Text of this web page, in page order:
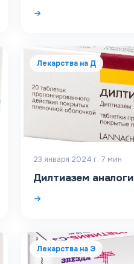
Лекарства на Д
23 января 2024 г.·7 мин
Дилтиазем аналоги
Лекарства на Э